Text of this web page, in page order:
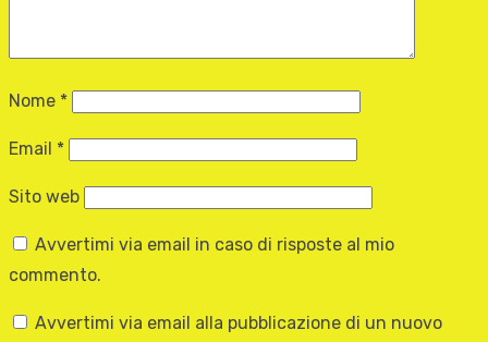
Nome *
Email *
Sito web
Avvertimi via email in caso di risposte al mio
commento.
Avvertimi via email alla pubblicazione di un nuovo